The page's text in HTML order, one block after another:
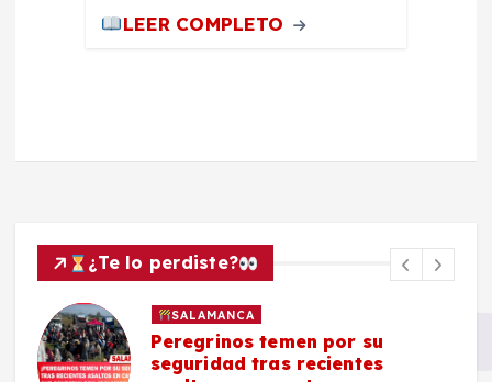
LEER COMPLETO
¿Te lo perdiste?
SALAMANCA
Peregrinos temen por su
seguridad tras recientes